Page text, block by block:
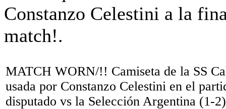
MATCH WORN/!! Camiseta de la SS
usada por Constanzo Celestini en el
disputado vs la Selección Argentina (1-